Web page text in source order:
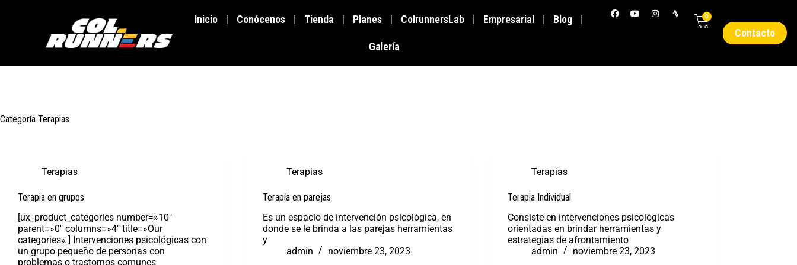
Inicio Conócenos Tienda Planes ColrunnersLab Empresarial Blog
Galería
0
Contacto
Categoría Terapias
Terapias
Terapia en grupos
[ux_product_categories number=»10″
parent=»0″ columns=»4″ title=»Our
categories» ] Intervenciones psicológicas con
un grupo pequeño de personas con
problemas o trastornos comunes
Terapias
Terapia en parejas
Es un espacio de intervención psicológica, en
donde se le brinda a las parejas herramientas
y
admin
noviembre 23, 2023
Terapias
Terapia Individual
Consiste en intervenciones psicológicas
orientadas en brindar herramientas y
estrategias de afrontamiento
admin
noviembre 23, 2023